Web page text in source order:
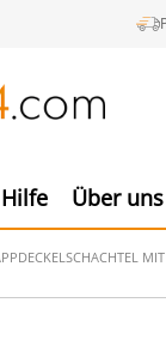
Über uns